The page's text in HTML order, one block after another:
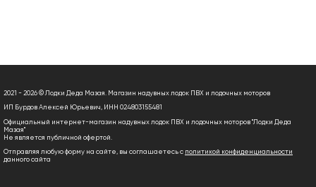
2021 - 2026 © Лодки Деда Мазая. Магазин надувных лодок ПВХ и лодочных моторов
ИП Бурдов Алексей Юрьевич, ИНН 024803155481
Официальный интернет-магазин надувных лодок ПВХ и лодочных моторов "Лодки Деда
Мазая"
Не является публичной офертой.
Отправляя любую форму на сайте, вы соглашаетесь с политикой конфиденциальности
данного сайта